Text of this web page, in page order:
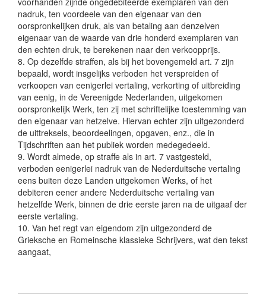
nadruk, ten voordeele van den eigenaar van den
oorspronkelijken druk, als van betaling aan denzelven
eigenaar van de waarde van drie honderd exemplaren van
den echten druk, te berekenen naar den verkoopprijs.
8. Op dezelfde straffen, als bij het bovengemeld art. 7 zijn
bepaald, wordt insgelijks verboden het verspreiden of
verkoopen van eenigerlei vertaling, verkorting of uitbreiding
van eenig, in de Vereenigde Nederlanden, uitgekomen
oorspronkelijk Werk, ten zij met schriftelijke toestemming van
den eigenaar van hetzelve. Hiervan echter zijn uitgezonderd
de uittreksels, beoordeelingen, opgaven, enz., die in
Tijdschriften aan het publiek worden medegedeeld.
9. Wordt almede, op straffe als in art. 7 vastgesteld,
verboden eenigerlei nadruk van de Nederduitsche vertaling
eens buiten deze Landen uitgekomen Werks, of het
debiteren eener andere Nederduitsche vertaling van
hetzelfde Werk, binnen de drie eerste jaren na de uitgaaf der
eerste vertaling.
10. Van het regt van eigendom zijn uitgezonderd de
Grieksche en Romeinsche klassieke Schrijvers, wat den tekst
aangaat,